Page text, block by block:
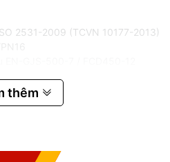
2531-2009 (TCVN 10177-2013)
mạ kẽm
2 PN10/16 (BS4504)
thêm